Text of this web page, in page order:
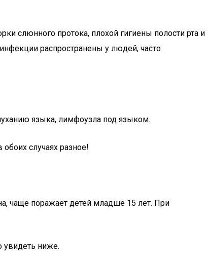
слюнного протока, плохой гигиены полости рта и
распространены у людей, часто
языка, лимфоузла под языком.
случаях разное!
чаще поражает детей младше 15 лет. При
увидеть ниже.